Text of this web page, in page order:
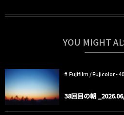
YOU MIGHT
Fujifilm / Fujicolor -
38回目の朝